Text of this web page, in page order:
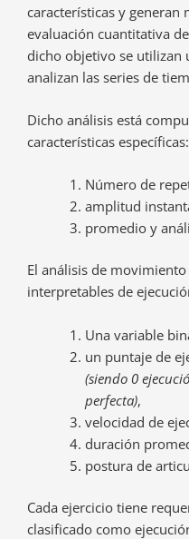
características y generan
evaluación cuantitativa
dicho objetivo se utilizan
analizan las series de
Dicho análisis está
características específicas:
Número de
amplitud
promedio y
El análisis de
interpretables de
Una variable
un puntaje de
(siendo 0
perfecta),
velocidad de
duración
postura de
Cada ejercicio tiene
clasificado como